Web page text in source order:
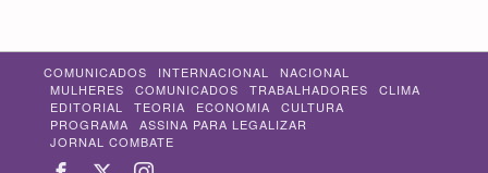
COMUNICADOS INTERNACIONAL
NACIONAL
MULHERES
COMUNICADOS TRABALHADORES
CLIMA
EDITORIAL
TEORIA ECONOMIA
CULTURA
PROGRAMA
ASSINA PARA LEGALIZAR
JORNAL COMBATE